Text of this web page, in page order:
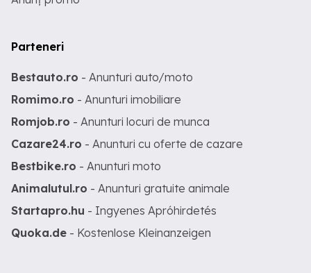
Parteneri
Bestauto.ro - Anunturi auto/moto
Romimo.ro - Anunturi imobiliare
Romjob.ro - Anunturi locuri de munca
Cazare24.ro - Anunturi cu oferte de cazare
Bestbike.ro - Anunturi moto
Animalutul.ro - Anunturi gratuite animale
Startapro.hu - Ingyenes Apróhirdetés
Quoka.de - Kostenlose Kleinanzeigen